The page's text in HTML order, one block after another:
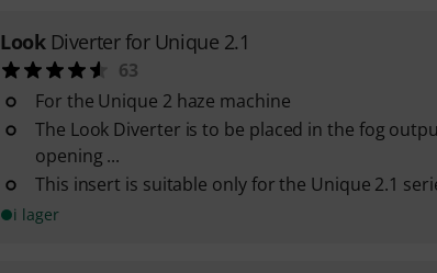
Look Diverter for Unique 2.1
63
For the Unique 2 haze machine
The Look Diverter is to be placed in the fog
opening ...
This insert is suitable only for the Unique 2.1
i lager